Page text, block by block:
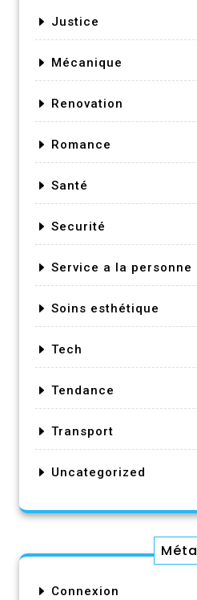
Justice
Mécanique
Renovation
Romance
Santé
Securité
Service a la personne
Soins esthétique
Tech
Tendance
Transport
Uncategorized
Méta
Connexion